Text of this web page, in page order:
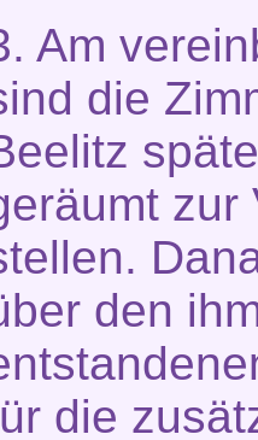
Am
die
zur
den
die